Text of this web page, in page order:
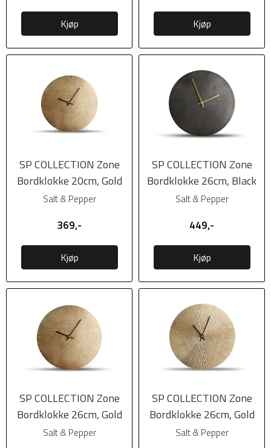
Kjøp Kjøp
SP COLLECTION Zone
Bordklokke 20cm, Gold
Salt & Pepper
369,-
Kjøp
SP COLLECTION Zone
Bordklokke 26cm, Black
Salt & Pepper
449,-
Kjøp
SP COLLECTION Zone
Bordklokke 26cm, Gold
Salt & Pepper
SP COLLECTION Zone
Bordklokke 26cm, Gold
Ribble
Salt & Pepper